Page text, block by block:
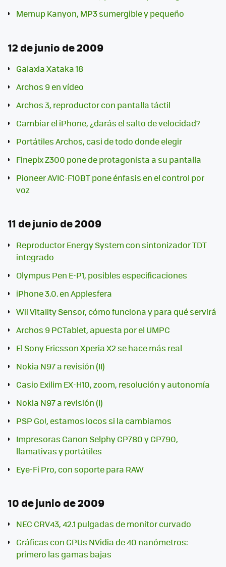
Memup Kanyon, MP3 sumergible y pequeño
12 de junio de 2009
Galaxia Xataka 18
Archos 9 en vídeo
Archos 3, reproductor con pantalla táctil
Cambiar el iPhone, ¿darás el salto de velocidad?
Portátiles Archos, casi de todo donde elegir
Finepix Z300 pone de protagonista a su pantalla
Pioneer AVIC-F10BT pone énfasis en el control por
voz
11 de junio de 2009
Reproductor Energy System con sintonizador TDT
integrado
Olympus Pen E-P1, posibles especificaciones
iPhone 3.0. en Applesfera
Wii Vitality Sensor, cómo funciona y para qué servirá
Archos 9 PCTablet, apuesta por el UMPC
El Sony Ericsson Xperia X2 se hace más real
Nokia N97 a revisión (II)
Casio Exilim EX-H10, zoom, resolución y autonomía
Nokia N97 a revisión (I)
PSP Go!, estamos locos si la cambiamos
Impresoras Canon Selphy CP780 y CP790,
llamativas y portátiles
Eye-Fi Pro, con soporte para RAW
10 de junio de 2009
NEC CRV43, 42.1 pulgadas de monitor curvado
Gráficas con GPUs NVidia de 40 nanómetros:
primero las gamas bajas